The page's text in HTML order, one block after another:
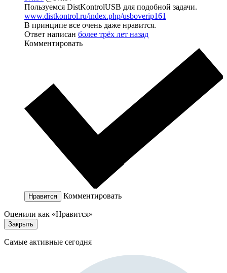
Пользуемся DistKontrolUSB для подобной задачи.
www.distkontrol.ru/index.php/usboverip161
В принципе все очень даже нравится.
Ответ написан более трёх лет назад
Комментировать
Нравится Комментировать
Оценили как «Нравится»
Закрыть
Самые активные сегодня